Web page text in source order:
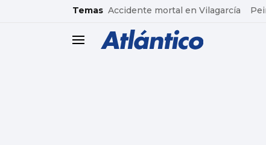
common.go-to-content
Temas Accidente mortal en Vilagarcía
header.menu.open